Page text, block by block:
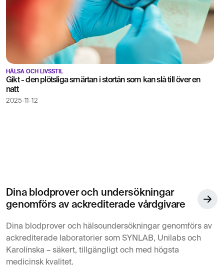
HÄLSA OCH LIVSSTIL
Gikt - den plötsliga smärtan i stortån som kan slå till över en
natt
2025-11-12
Dina blodprover och undersökningar
genomförs av ackrediterade vårdgivare
Dina blodprover och hälsoundersökningar genomförs av
ackrediterade laboratorier som SYNLAB, Unilabs och
Karolinska – säkert, tillgängligt och med högsta
medicinsk kvalitet.